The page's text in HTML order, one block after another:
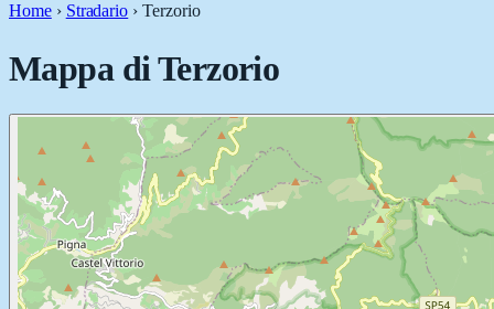
Home › Stradario ›Terzorio
Mappa diTerzorio